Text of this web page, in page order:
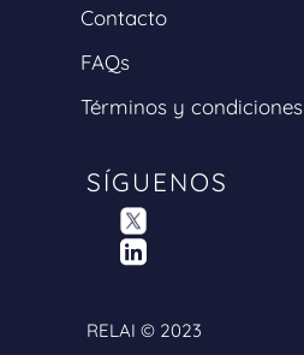
Contacto
FAQs
Términos y condiciones
SÍGUENOS
RELAI © 2023